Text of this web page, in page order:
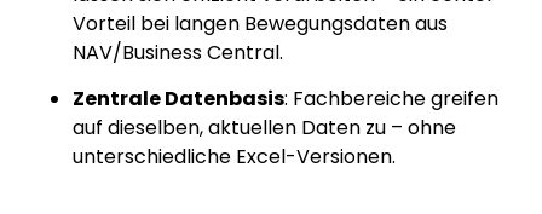
Vorteil bei langen Bewegungsdaten aus
NAV/Business Central.
Zentrale Datenbasis: Fachbereiche greifen
auf dieselben, aktuellen Daten zu – ohne
unterschiedliche Excel-Versionen.